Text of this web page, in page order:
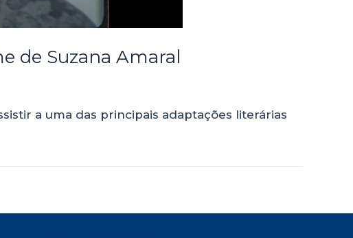
de Suzana Amaral
a uma das principais adaptações literárias